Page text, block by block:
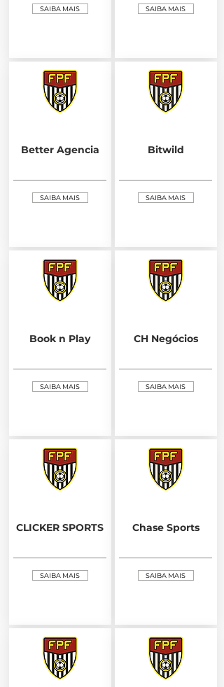
SAIBA MAIS
Better Agencia
SAIBA MAIS
Book n Play
SAIBA MAIS
CLICKER SPORTS
SAIBA MAIS
SAIBA MAIS
Bitwild
SAIBA MAIS
CH Negócios
SAIBA MAIS
Chase Sports
SAIBA MAIS